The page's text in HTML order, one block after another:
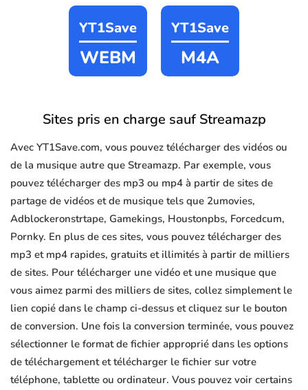
YT1Save
WEBM
YT1Save
M4A
Sites pris en charge sauf Streamazp
Avec YT1Save.com, vous pouvez télécharger des vidéos ou
de la musique autre que Streamazp. Par exemple, vous
pouvez télécharger des mp3 ou mp4 à partir de sites de
partage de vidéos et de musique tels que 2umovies,
Adblockeronstrtape, Gamekings, Houstonpbs, Forcedcum,
Pornky. En plus de ces sites, vous pouvez télécharger des
mp3 et mp4 rapides, gratuits et illimités à partir de milliers
de sites. Pour télécharger une vidéo et une musique que
vous aimez parmi des milliers de sites, collez simplement le
lien copié dans le champ ci-dessus et cliquez sur le bouton
de conversion. Une fois la conversion terminée, vous pouvez
sélectionner le format de fichier approprié dans les options
de téléchargement et télécharger le fichier sur votre
téléphone, tablette ou ordinateur. Vous pouvez voir certains